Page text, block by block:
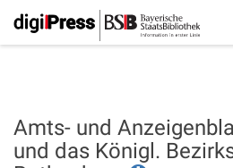
Amts- und
und das Königl.